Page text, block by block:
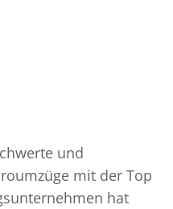
und
mit der Top
hat